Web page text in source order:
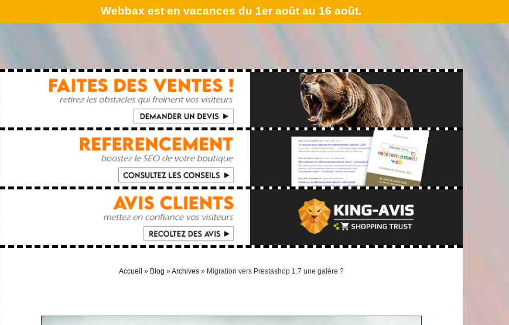
Webbax est en vacances du 1er août au 16 août.
Accueil » Blog »Archives» Migration vers Prestashop 1.7 une galère ?